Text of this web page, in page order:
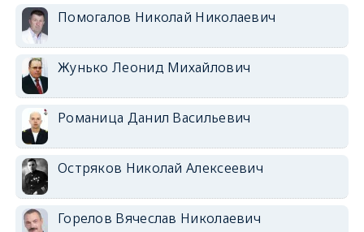
Помогалов Николай Николаевич
Жунько Леонид Михайлович
Романица Данил Васильевич
Остряков Николай Алексеевич
Горелов Вячеслав Николаевич